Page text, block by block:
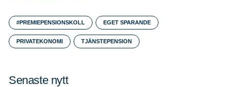
#PREMIEPENSIONSKOLL EGET SPARANDE
PRIVATEKONOMI TJÄNSTEPENSION
Senaste nytt